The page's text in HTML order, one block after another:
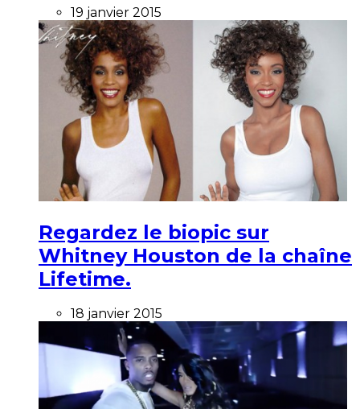
19 janvier 2015
Regardez le biopic sur
Whitney Houston de la chaîne
Lifetime.
18 janvier 2015